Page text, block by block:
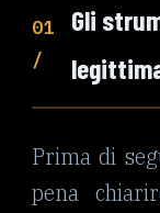
01
/
Gli
Prima di
pena